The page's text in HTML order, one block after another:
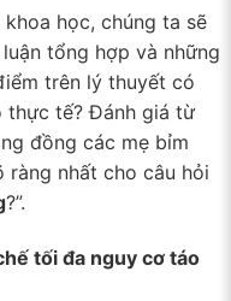
học, chúng ta sẽ
tổng hợp và những
trên lý thuyết có
thực tế? Đánh giá từ
đồng các mẹ bỉm
ràng nhất cho câu hỏi
?”.
tối đa nguy cơ táo